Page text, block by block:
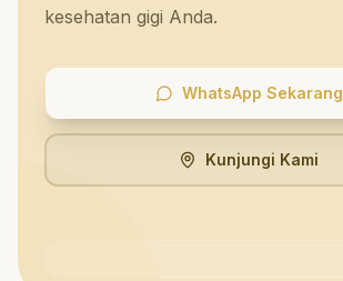
kesehatan gigi Anda.
WhatsApp Sekarang
Kunjungi Kami